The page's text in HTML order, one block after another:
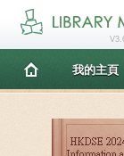
我的主頁